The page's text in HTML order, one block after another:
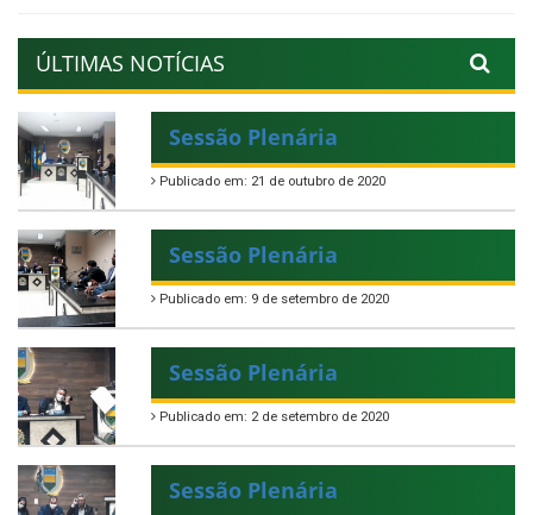
ÚLTIMAS NOTÍCIAS
Sessão Plenária
Publicado em: 21 de outubro de 2020
Sessão Plenária
Publicado em: 9 de setembro de 2020
Sessão Plenária
Publicado em: 2 de setembro de 2020
Sessão Plenária